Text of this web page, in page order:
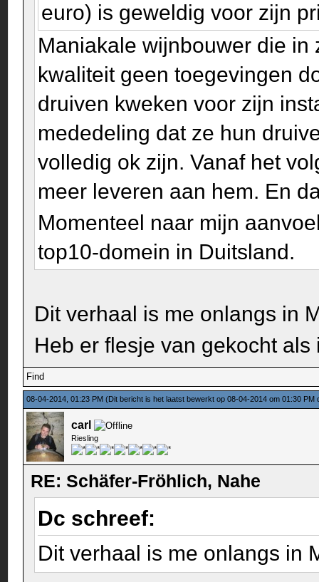
euro) is geweldig voor zijn
Maniakale wijnbouwer die
kwaliteit geen toegevingen
druiven kweken voor zijn
mededeling dat ze hun
volledig ok zijn. Vanaf het
meer leveren aan hem. En
Momenteel naar mijn
top10-domein in Duitsland.
Dit verhaal is me onlangs in
Heb er flesje van gekocht
Find
08-04-2014, 01:23 PM(Dit bericht is het laatst bewerkt op 08-04-2014 om 01:30 PM
carl
Riesling
RE: Schäfer-Fröhlich, Nahe
Dc schreef:
Dit verhaal is me onlangs in